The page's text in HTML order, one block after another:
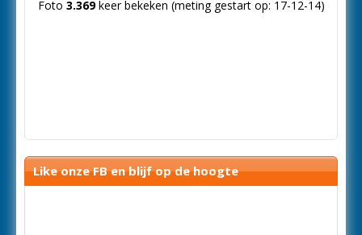
Foto 3.369keer bekeken (meting gestart op: 17-12-14)
Like onze FB en blijf op de hoogte